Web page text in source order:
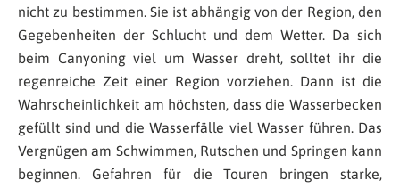
nicht zu bestimmen. Sie ist abhängig von der Region, den
Gegebenheiten der Schlucht und dem Wetter. Da sich
beim Canyoning viel um Wasser dreht, solltet ihr die
regenreiche Zeit einer Region vorziehen. Dann ist die
Wahrscheinlichkeit am höchsten, dass die Wasserbecken
gefüllt sind und die Wasserfälle viel Wasser führen. Das
Vergnügen am Schwimmen, Rutschen und Springen kann
beginnen. Gefahren für die Touren bringen starke,